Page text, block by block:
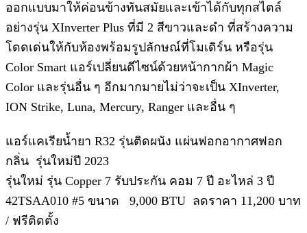
ออกแบบมาให้ค่อนข้างทันสมัยและเข้าได้กับทุกสไตล์
อย่างรุ่น XInverter Plus ที่มี 2 สีขาวและดำ ที่สร้างความ
โดดเด่นให้กับห้องพร้อมรูปลักษณ์ที่โมเดิร์น หรือรุ่น
Color Smart แอร์เปลี่ยนดีไซน์ด้วยหน้ากากผ้า Magic
Color และรุ่นอื่น ๆ อีกมากมายไม่ว่าจะเป็น XInverter,
ION Strike, Luna, Mercury, Ranger และอื่น ๆ
แอร์แคเรียน้ำยา R32 รุ่นติดผนัง แผ่นฟอกอากาศฟอก
กลิ่น รุ่นใหม่ปี 2023
รุ่นใหม่ รุ่น Copper 7 รับประกัน คอม 7 ปี อะไหล่ 3 ปี
42TSAA010 #5 ขนาด 9,000 BTU ลดราคา 11,200 บาท
/ ฟรีติดตั้ง